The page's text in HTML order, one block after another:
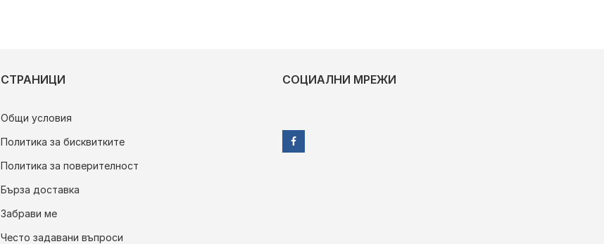
СТРАНИЦИ
Общи условия
Политика за бисквитките
Политика за поверителност
Бърза доставка
Забрави ме
Често задавани въпроси
СОЦИАЛНИ МРЕЖИ